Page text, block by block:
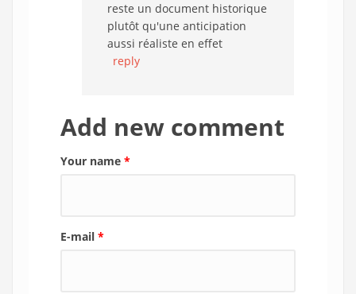
reste un document historique
plutôt qu'une anticipation
aussi réaliste en effet
reply
Add new comment
Your name *
E-mail *